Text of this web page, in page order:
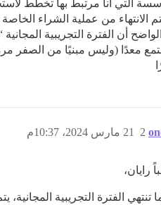
التي أنا مرتبط بها تخطط
الانتهاء من عملية الشراء
معدًا (وليس مبنيًا من الصفر
21 مارس 2024، 10:37م 2
رايان،
تنتهي الفترة التجريبية